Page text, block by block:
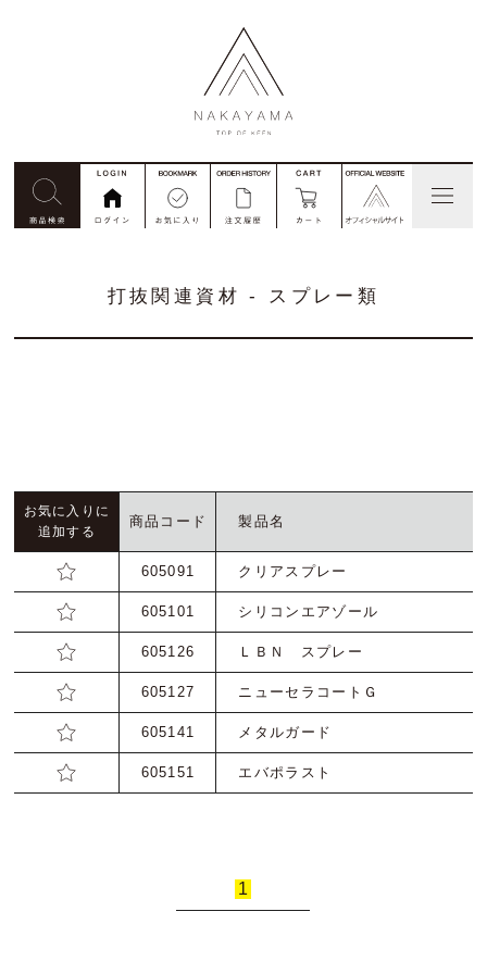
お問い合わせ
会社概要
見積依頼
コード番号注文
トムソン刃（切刃）
トムソン（罫・ミシン・リード等）
丸刃
機械
打抜関連資材 - スプレー類
お気に入りに
追加する
商品コード 製品名
605091 クリアスプレー
605101 シリコンエアゾール
605126 ＬＢＮ スプレー
605127 ニューセラコートＧ
605141 メタルガード
605151 エバポラスト
1